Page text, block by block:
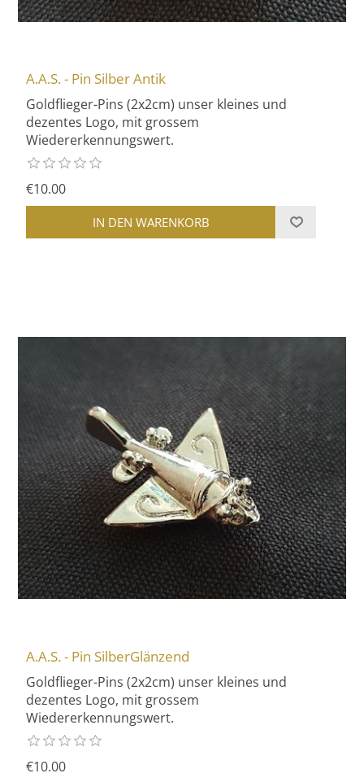
A.A.S. - Pin Silber Antik
Goldflieger-Pins (2x2cm) unser kleines und
dezentes Logo, mit grossem
Wiedererkennungswert.
€10.00
A.A.S. - Pin SilberGlänzend
Goldflieger-Pins (2x2cm) unser kleines und
dezentes Logo, mit grossem
Wiedererkennungswert.
€10.00